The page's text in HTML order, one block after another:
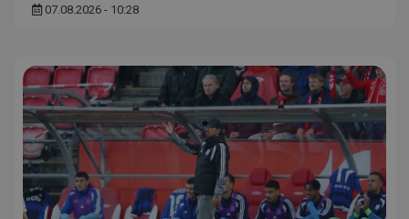
07.08.2026 - 10:28